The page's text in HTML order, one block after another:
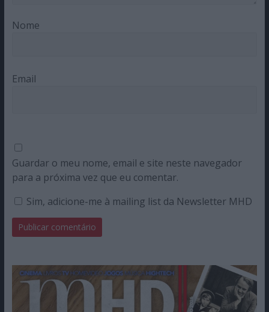
Nome
Email
Guardar o meu nome, email e site neste navegador
para a próxima vez que eu comentar.
Sim, adicione-me à mailing list da Newsletter MHD